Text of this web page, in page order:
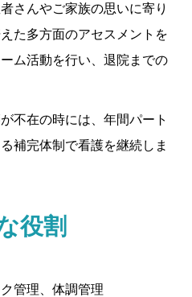
さんやご家族の思いに寄り
た多方面のアセスメントを
ム活動を行い、退院までの
不在の時には、年間パート
補完体制で看護を継続しま
役割
管理、体調管理